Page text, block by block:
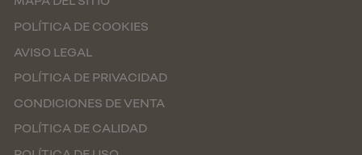
POLÍTICA DE COOKIES
AVISO LEGAL
POLÍTICA DE PRIVACIDAD
CONDICIONES DE VENTA
POLÍTICA DE CALIDAD